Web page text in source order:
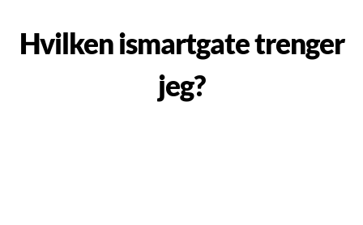
Hvilken ismartgate trenger
jeg?